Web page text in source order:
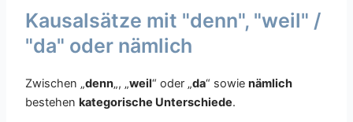
Kausalsätze mit "denn", "weil" /
"da" oder nämlich
Zwischen „denn„, „weil“ oder „da“ sowienämlich
bestehen kategorische Unterschiede.